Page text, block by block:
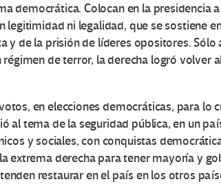
democrática. Colocan en la presidencia
ni legalidad, que se sostiene
de la prisión de líderes opositores. Sólo
de terror, la derecha logró volver
en elecciones democráticas, para lo
al tema de la seguridad pública, en un
y sociales, con conquistas
extrema derecha para tener mayoría y
restaurar en el país en los otros